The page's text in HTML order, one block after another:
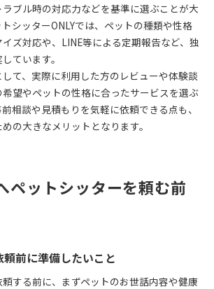
ブル時の対応力などを基準に選ぶことが大
シッターONLYでは、ペットの種類や性格
ズ対応や、LINE等による定期報告など、独
ています。
て、実際に利用した方のレビューや体験談
望やペットの性格に合ったサービスを選ぶ
相談や見積もりを気軽に依頼できる点も、
の大きなメリットとなります。
ペットシッターを頼む前
前に準備したいこと
する前に、まずペットのお世話内容や健康